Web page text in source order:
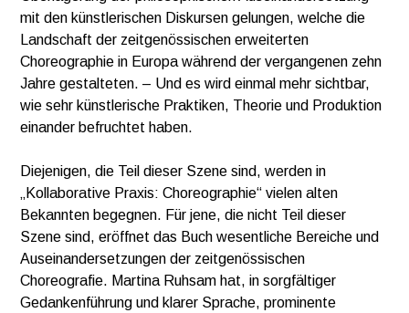
mit den künstlerischen Diskursen gelungen, welche die
Landschaft der zeitgenössischen erweiterten
Choreographie in Europa während der vergangenen zehn
Jahre gestalteten. – Und es wird einmal mehr sichtbar,
wie sehr künstlerische Praktiken, Theorie und Produktion
einander befruchtet haben.
Diejenigen, die Teil dieser Szene sind, werden in
„Kollaborative Praxis: Choreographie“ vielen alten
Bekannten begegnen. Für jene, die nicht Teil dieser
Szene sind, eröffnet das Buch wesentliche Bereiche und
Auseinandersetzungen der zeitgenössischen
Choreografie. Martina Ruhsam hat, in sorgfältiger
Gedankenführung und klarer Sprache, prominente